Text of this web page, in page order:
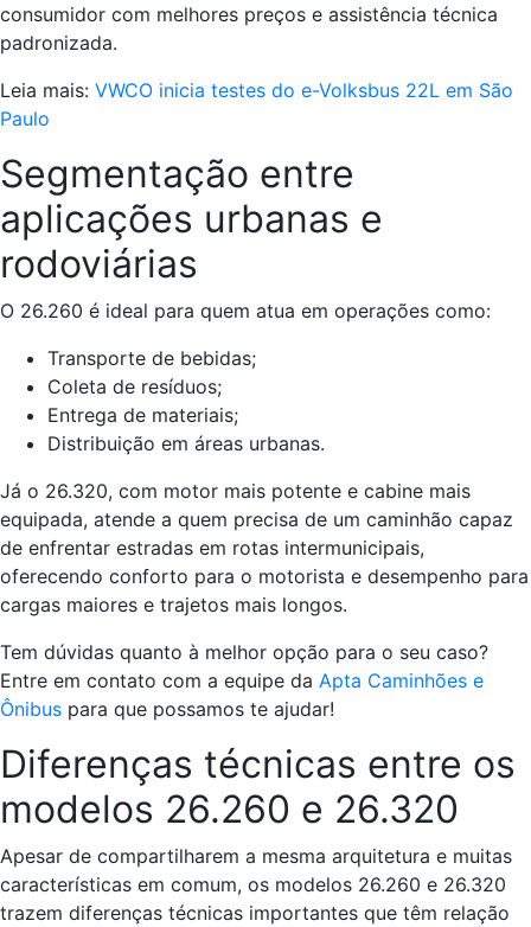
consumidor com melhores preços e assistência técnica
padronizada.
Leia mais: VWCO inicia testes do e-Volksbus 22L em São
Paulo
Segmentação entre
aplicações urbanas e
rodoviárias
O 26.260 é ideal para quem atua em operações como:
Transporte de bebidas;
Coleta de resíduos;
Entrega de materiais;
Distribuição em áreas urbanas.
Já o 26.320, com motor mais potente e cabine mais
equipada, atende a quem precisa de um caminhão capaz
de enfrentar estradas em rotas intermunicipais,
oferecendo conforto para o motorista e desempenho para
cargas maiores e trajetos mais longos.
Tem dúvidas quanto à melhor opção para o seu caso?
Entre em contato com a equipe da Apta Caminhões e
Ônibus para que possamos te ajudar!
Diferenças técnicas entre os
modelos 26.260 e 26.320
Apesar de compartilharem a mesma arquitetura e muitas
características em comum, os modelos 26.260 e 26.320
trazem diferenças técnicas importantes que têm relação